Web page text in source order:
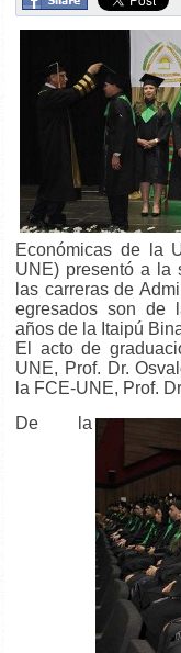
Económicas de la
UNE) presentó a la
las carreras de
egresados son de
años de la Itaipú
El acto de
UNE, Prof. Dr.
la FCE-UNE, Prof.
De la